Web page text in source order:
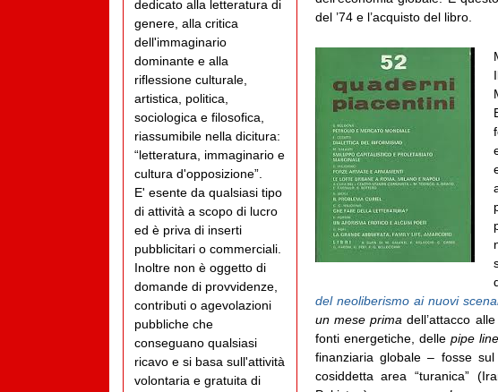
del ’74 e l’acquisto del libro.
del neoliberismo ai nuovi
un mese prima dell’attacco
fonti energetiche, delle pipe line
finanziaria globale – fosse
cosiddetta area “turanica”
dedicato alla letteratura di
genere, alla critica
dell'immaginario
dominante e alla
riflessione culturale,
artistica, politica,
sociologica e filosofica,
riassumibile nella dicitura:
“letteratura, immaginario e
cultura d'opposizione”.
E' esente da qualsiasi tipo
di attività a scopo di lucro
ed è priva di inserti
pubblicitari o commerciali.
Inoltre non è oggetto di
domande di provvidenze,
contributi o agevolazioni
pubbliche che
conseguano qualsiasi
ricavo e si basa sull'attività
volontaria e gratuita di